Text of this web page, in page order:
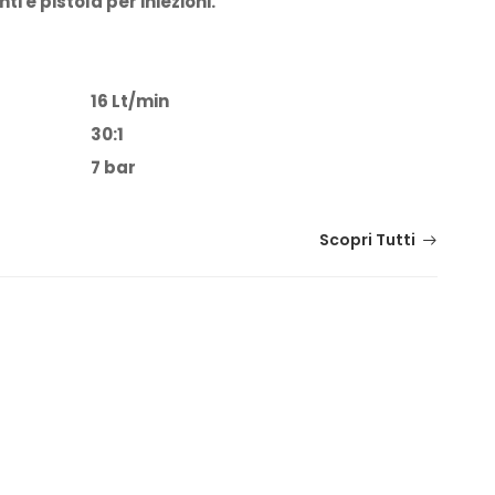
16 Lt/min
30:1
7 bar
Scopri Tutti